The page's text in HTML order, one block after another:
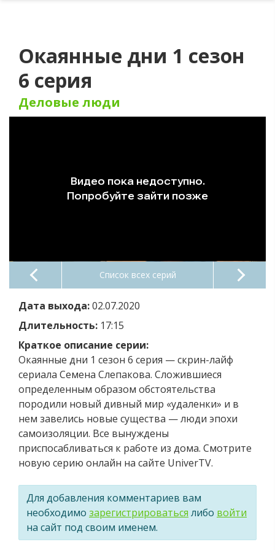
Окаянные дни 1 сезон
6 серия
Деловые люди
Список всех серий
Дата выхода:02.07.2020
Длительность: 17:15
Краткое описание серии:
Окаянные дни 1 сезон 6 серия — скрин-лайф
сериала Семена Слепакова. Сложившиеся
определенным образом обстоятельства
породили новый дивный мир «удаленки» и в
нем завелись новые существа — люди эпохи
самоизоляции. Все вынуждены
приспосабливаться к работе из дома. Смотрите
новую серию онлайн на сайте UniverTV.
Для добавления комментариев вам
необходимо зарегистрироваться либо войти
на сайт под своим именем.